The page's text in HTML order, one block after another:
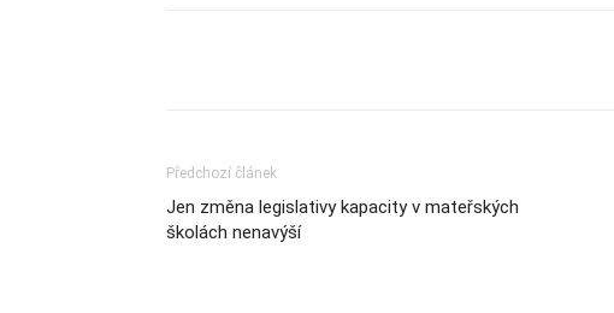
Předchozí článek
Jen změna legislativy kapacity v mateřských
školách nenavýší